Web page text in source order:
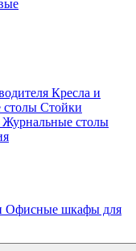
Кресла и
столы Стойки
Журнальные столы
Офисные шкафы для